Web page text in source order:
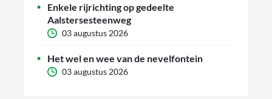
Enkele rijrichting op gedeelte
Aalstersesteenweg
03 augustus 2026
Het wel en wee van de nevelfontein
03 augustus 2026